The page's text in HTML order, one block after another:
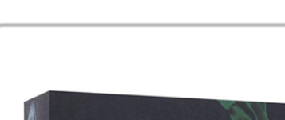
عطر مردانه تلخ